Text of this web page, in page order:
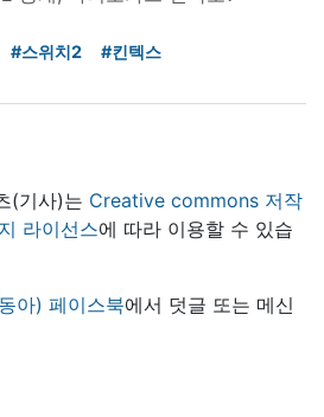
#스위치2 #킨텍스
(기사)는 Creative commons 저작
라이선스에 따라 이용할 수 있습
아) 페이스북에서 덧글 또는 메신